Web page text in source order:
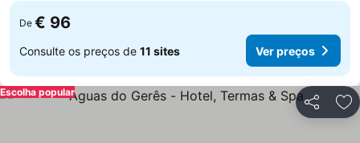
De € 96
Consulte os preços de 11 sites Ver preços
Partilhar
Escolha popular